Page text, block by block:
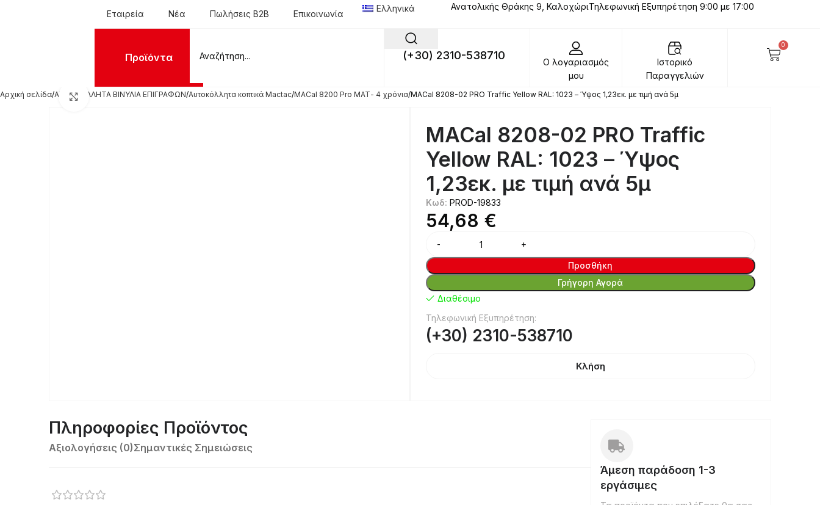
Εταιρεία Νέα Πωλήσεις B2B Επικοινωνία
Ελληνικά Ανατολικής Θράκης 9, ΚαλοχώριΤηλεφωνική Εξυπηρέτηση 9:00 με 17:00
Προϊόντα (+30) 2310-538710
Ο λογαριασμός
μου
Ιστορικό
Παραγγελιών
0
Αρχική σελίδα ΑΥΤΟΚΟΛΛΗΤΑ ΒΙΝΥΛΙΑ ΕΠΙΓΡΑΦΩΝ Αυτοκόλλητα κοπτικά Mactac MACal 8200 Pro ΜΑΤ- 4 χρόνια MACal 8208-02 PRO Traffic Yellow RAL: 1023 – Ύψος 1,23εκ. με τιμή ανά 5μ
Click to enlarge
MACal 8208-02 PRO Traffic
Yellow RAL: 1023 – Ύψος
1,23εκ. με τιμή ανά 5μ
Κωδ: PROD-19833
54,68 €
Προσθήκη
Γρήγορη Αγορά
Διαθέσιμο
Τηλεφωνική Εξυπηρέτηση:
(+30) 2310-538710
Κλήση
Πληροφορίες Προϊόντος
Αξιολογήσεις (0)Σημαντικές Σημειώσεις
Άμεση παράδοση 1-3
εργάσιμες